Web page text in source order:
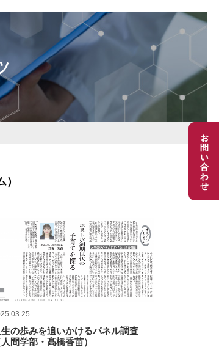
生の歩みを追いかけるパネル調査
人間学部・髙橋香苗）